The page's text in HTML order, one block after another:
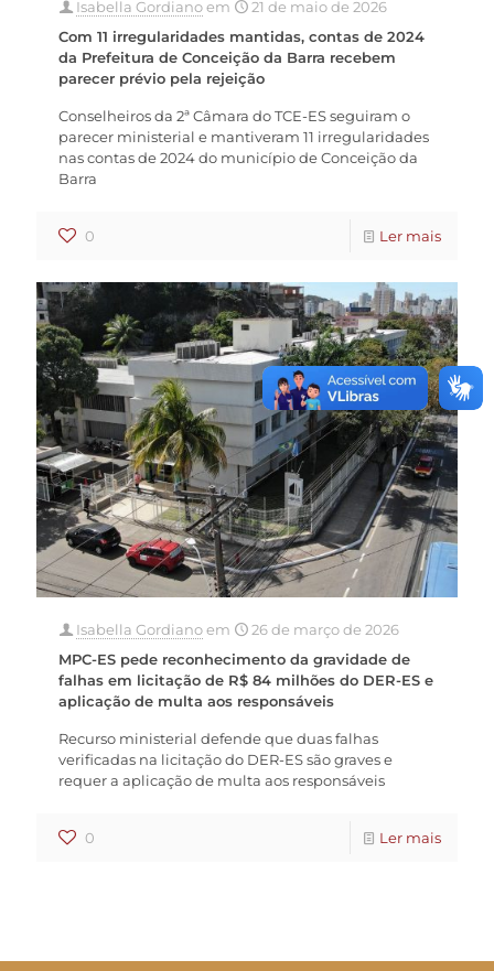
Isabella Gordianoem
21 de maio de 2026
Com 11 irregularidades mantidas, contas de 2024
da Prefeitura de Conceição da Barra recebem
parecer prévio pela rejeição
Conselheiros da 2ª Câmara do TCE-ES seguiram o
parecer ministerial e mantiveram 11 irregularidades
nas contas de 2024 do município de Conceição da
Barra
0 Ler mais
Isabella Gordianoem
26 de março de 2026
MPC-ES pede reconhecimento da gravidade de
falhas em licitação de R$ 84 milhões do DER-ES e
aplicação de multa aos responsáveis
Recurso ministerial defende que duas falhas
verificadas na licitação do DER-ES são graves e
requer a aplicação de multa aos responsáveis
0 Ler mais